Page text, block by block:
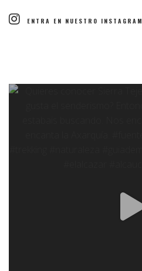
ENTRA EN NUESTRO INSTAGRAM